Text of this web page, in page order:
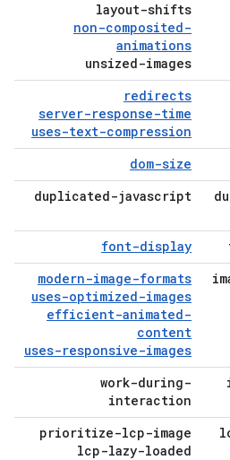
layout-shifts
non-composited-
animations
unsized-images
redirects
server-response-time
uses-text-compression
dom-size
duplicated-javascript
font-display
modern-image-formats
uses-optimized-images
efficient-animated-
content
uses-responsive-images
work-during-
interaction
prioritize-lcp-image
lcp-lazy-loaded